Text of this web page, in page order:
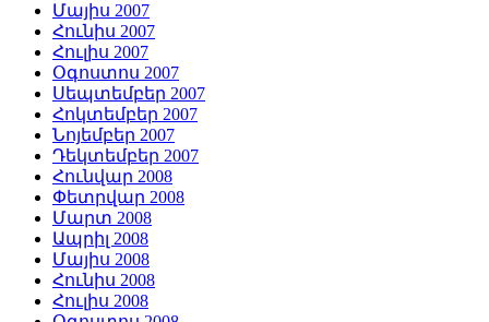
Մայիս 2007
Հունիս 2007
Հուլիս 2007
Օգոստոս 2007
Սեպտեմբեր 2007
Հոկտեմբեր 2007
Նոյեմբեր 2007
Դեկտեմբեր 2007
Հունվար 2008
Փետրվար 2008
Մարտ 2008
Ապրիլ 2008
Մայիս 2008
Հունիս 2008
Հուլիս 2008